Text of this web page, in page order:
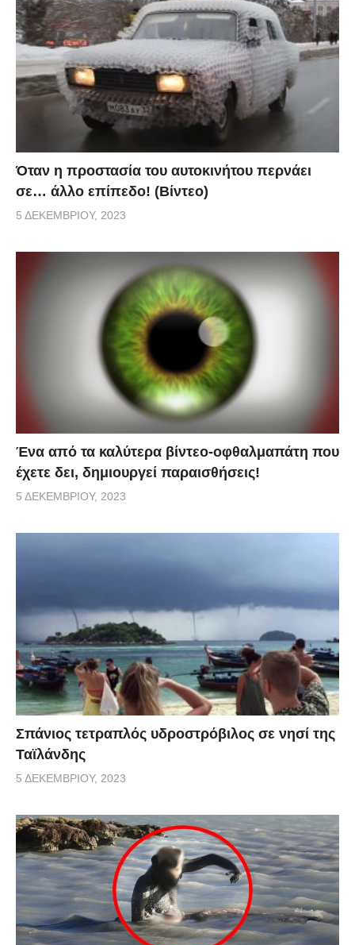
Όταν η προστασία του αυτοκινήτου περνάει
σε… άλλο επίπεδο! (Βίντεο)
5 ΔΕΚΕΜΒΡΊΟΥ, 2023
Ένα από τα καλύτερα βίντεο-οφθαλμαπάτη που
έχετε δει, δημιουργεί παραισθήσεις!
5 ΔΕΚΕΜΒΡΊΟΥ, 2023
Σπάνιος τετραπλός υδροστρόβιλος σε νησί της
Ταϊλάνδης
5 ΔΕΚΕΜΒΡΊΟΥ, 2023